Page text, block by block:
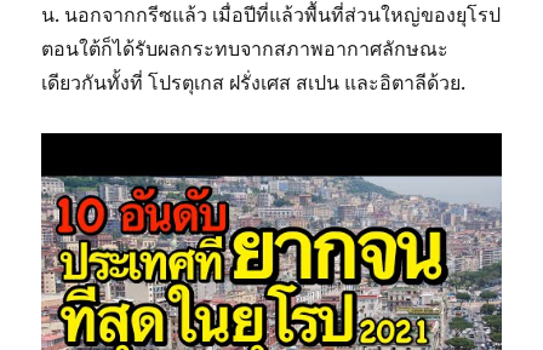
น. นอกจากกรีซแล้ว เมื่อปีที่แล้วพื้นที่ส่วนใหญ่ของยุโรป
ตอนใต้ก็ได้รับผลกระทบจากสภาพอากาศลักษณะ
เดียวกันทั้งที่ โปรตุเกส ฝรั่งเศส สเปน และอิตาลีด้วย.